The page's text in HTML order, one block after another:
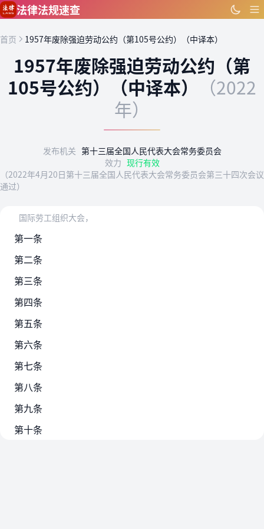
跳到主要内容
法律法规速查
首页 1957年废除强迫劳动公约（第105号公约）（中译本）
1957年废除强迫劳动公约（第
105号公约）（中译本）
（2022
年）
发布机关 第十三届全国人民代表大会常务委员会
效力 现行有效
（2022年4月20日第十三届全国人民代表大会常务委员会第三十四次会议
通过）
国际劳工组织大会，
第一条
第二条
第三条
第四条
第五条
第六条
第七条
第八条
第九条
第十条